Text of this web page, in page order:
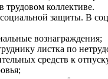
трудовом коллективе.
защиты. В
вознаграждения;
листка по
средств к